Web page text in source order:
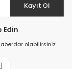
Kayıt Ol
Edin
olabilirsiniz.